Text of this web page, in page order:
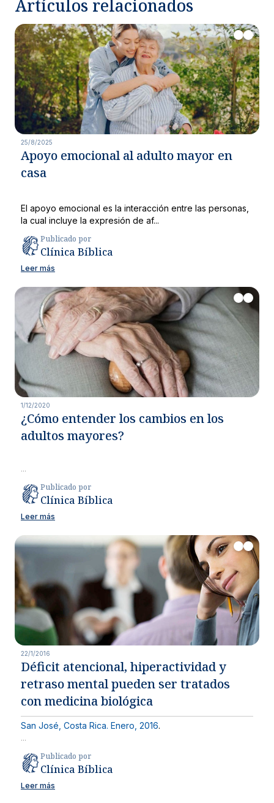
Artículos relacionados
25/8/2025
Apoyo emocional al adulto mayor en
casa
El apoyo emocional es la interacción entre las personas,
la cual incluye la expresión de af...
Publicado por
Clínica Bíblica
Leer más
1/12/2020
¿Cómo entender los cambios en los
adultos mayores?
Publicado por
Clínica Bíblica
Leer más
22/1/2016
Déficit atencional, hiperactividad y
retraso mental pueden ser tratados
con medicina biológica
San José, Costa Rica. Enero, 2016.
Publicado por
Clínica Bíblica
Leer más